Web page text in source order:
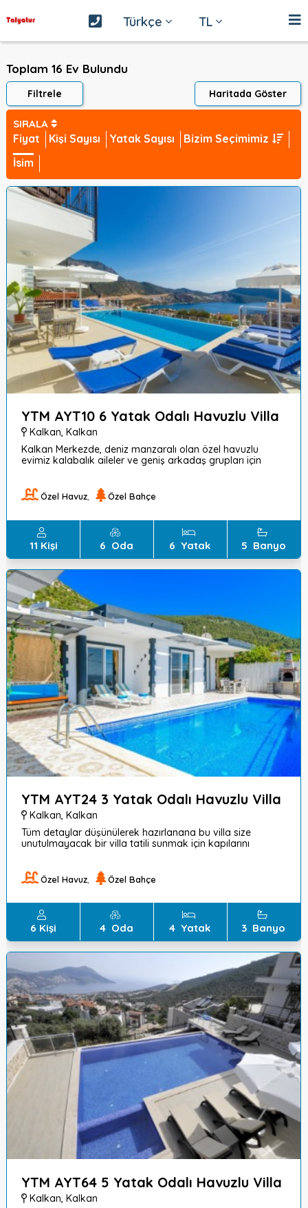
Türkçe TL
Toplam 16 Ev Bulundu
Haritada Göster
Filtrele
SIRALA
Fiyat Kişi Sayısı Yatak Sayısı
Bizim Seçimimiz
İsim
YTM AYT10 6 Yatak Odalı Havuzlu Villa
Kalkan, Kalkan
Kalkan Merkezde, deniz manzaralı olan özel havuzlu
evimiz kalabalık aileler ve geniş arkadaş grupları için
Özel Havuz, Özel Bahçe
11 Kişi 6 Oda 6 Yatak 5 Banyo
YTM AYT24 3 Yatak Odalı Havuzlu Villa
Kalkan,Kalkan
Tüm detaylar düşünülerek hazırlanana bu villa size
unutulmayacak bir villa tatili sunmak için kapılarını
Özel Havuz Özel Bahçe
6 Kişi 4 Oda 4 Yatak 3 Banyo
YTM AYT64 5 Yatak Odalı Havuzlu Villa
Kalkan,Kalkan